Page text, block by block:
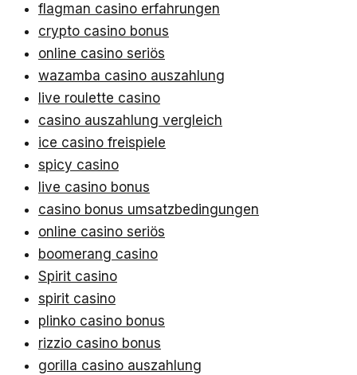
flagman casino erfahrungen
crypto casino bonus
online casino seriös
wazamba casino auszahlung
live roulette casino
casino auszahlung vergleich
ice casino freispiele
spicy casino
live casino bonus
casino bonus umsatzbedingungen
online casino seriös
boomerang casino
Spirit casino
spirit casino
plinko casino bonus
rizzio casino bonus
gorilla casino auszahlung